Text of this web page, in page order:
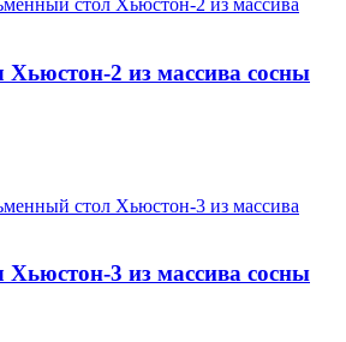
2 из массива сосны
3 из массива сосны